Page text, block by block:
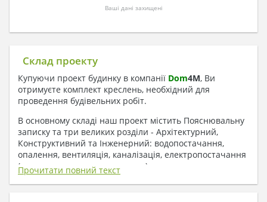
Ваші дані захищені
Склад проекту
Купуючи проект будинку в компанії Dom4M, Ви
отримуєте комплект креслень, необхідний для
проведення будівельних робіт.
В основному складі наш проект містить Пояснювальну
записку та три великих розділи - Архітектурний,
Конструктивний та Інженерний: водопостачання,
опалення, вентиляція, каналізація, електропостачання
( купується за додаткову плату ).
1. До складу Архітектурного розділу
Прочитати повний текст